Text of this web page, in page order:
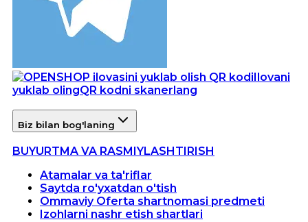
Ilovani
yuklab olingQR kodni skanerlang
Biz bilan bog'laning
BUYURTMA VA RASMIYLASHTIRISH
Atamalar va ta'riflar
Saytda ro'yxatdan o'tish
Ommaviy Oferta shartnomasi predmeti
Izohlarni nashr etish shartlari